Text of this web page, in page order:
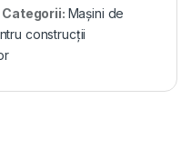
Categorii: Mașini de
construcții